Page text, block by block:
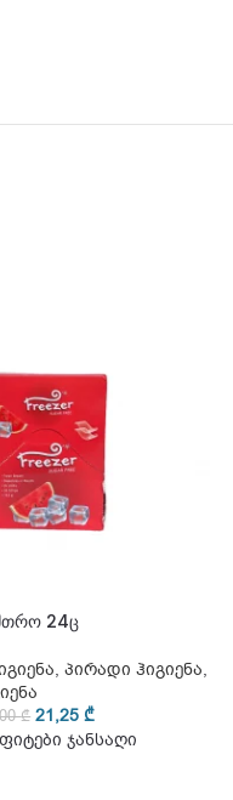
24ც
, პირადი ჰიგიენა,
₾ 21,25₾
ჯანსაღი